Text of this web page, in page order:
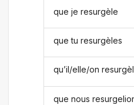
que je resurgèle
que tu resurgèles
qu’il/elle/on
que nous